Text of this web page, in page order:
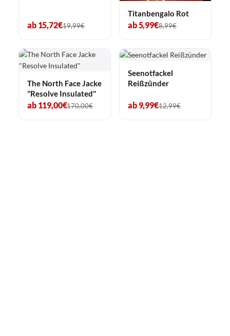
ab 15,72€19,99€
Titanbengalo Rot
ab 5,99€8,99€
The North Face Jacke
"Resolve Insulated"
ab 119,00€170,00€
Seenotfackel
Reißzünder
ab 9,99€12,99€